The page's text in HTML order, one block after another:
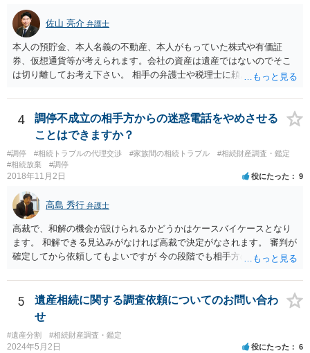
佐山 亮介 弁護士
本人の預貯金、本人名義の不動産、本人がもっていた株式や有価証
券、仮想通貨等が考えられます。会社の資産は遺産ではないのでそこ
は切り離してお考え下さい。 相手の弁護士や税理士に頼んでも守秘義
意に開示を求め、応じなければ「調査嘱託」という手続きを使って銀
行等に照会をかけることになるでしょう。 不動産は、相続登記が済ん
でいなければ市役所ないし区役所に、お子様と義父様のつながりがわ
かる戸籍一式を揃えてもちこみ、「名寄せ」という手続きをすると、
分かると思います。遺産分割協議書の偽造等により既に相続登記され
てしまっている場合は、住所などに当たりをつけて登記名義を調べて
すが、現代では、各々が自由に価格設定をしていますので、特に相場
はお示しできません。ただし、かつて日本弁護士連合会が設けていた
報酬基準を踏まえて価格設定している弁護士は一定数いると思います
ので、それが一応の目安となるでしょう。
4
調停不成立の相手方からの迷惑電話をやめさせる
ことはできますか？
#調停 #相続トラブルの代理交渉 #家族間の相続トラブル
#相続財産調査・鑑定
#相続放棄
#調停
2018年11月2日 役にたった 9
高島 秀行 弁護士
高裁で、和解の機会が設けられるかどうかはケースバイケースとなり
ます。 和解できる見込みがなければ高裁で決定がなされます。 審判が
確定してから依頼してもよいですが 今の段階でも相手方の連絡が迷惑
5
遺産相続に関する調査依頼についてのお問い合わ
せ
#遺産分割 #相続財産調査・鑑定
2024年5月2日 役にたった 6